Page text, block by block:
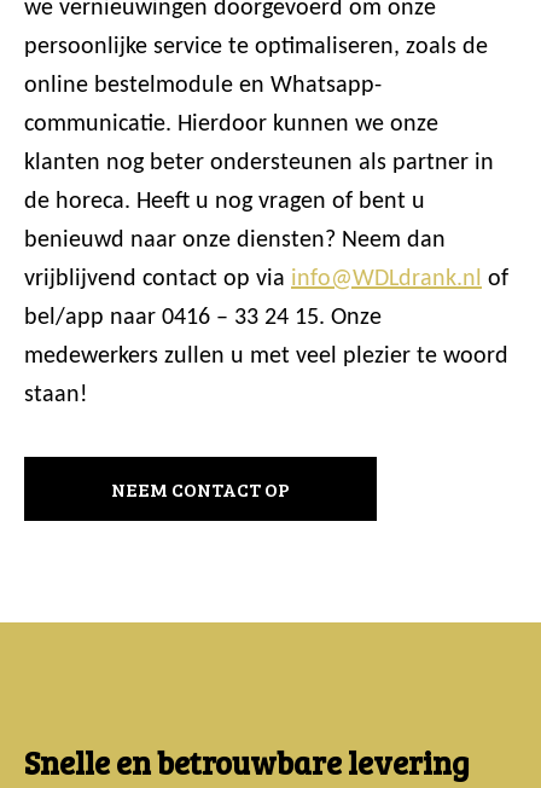
we vernieuwingen doorgevoerd om onze
persoonlijke service te optimaliseren, zoals de
online bestelmodule en Whatsapp-
communicatie. Hierdoor kunnen we onze
klanten nog beter ondersteunen als partner in
de horeca. Heeft u nog vragen of bent u
benieuwd naar onze diensten? Neem dan
vrijblijvend contact op via info@WDLdrank.nl of
bel/app naar 0416 – 33 24 15. Onze
medewerkers zullen u met veel plezier te woord
staan!
NEEM CONTACT OP
Snelle en betrouwbare levering